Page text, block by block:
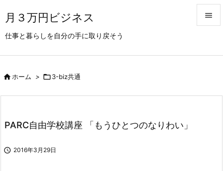
月３万円ビジネス
仕事と暮らしを自分の手に取り戻そう

次へ
ホーム > 3-biz共通
PARC自由学校講座 「もうひとつのなりわい」
 2016年3月29日